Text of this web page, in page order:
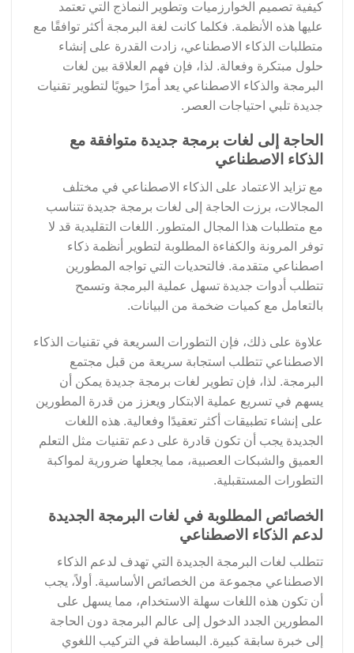
كيفية تصميم الخوارزميات وتطوير النماذج التي تعتمد
عليها هذه الأنظمة. فكلما كانت لغة البرمجة أكثر توافقًا مع
متطلبات الذكاء الاصطناعي، زادت القدرة على إنشاء
حلول مبتكرة وفعالة. لذا، فإن فهم العلاقة بين لغات
البرمجة والذكاء الاصطناعي يعد أمرًا حيويًا لتطوير تقنيات
جديدة تلبي احتياجات العصر.
الحاجة إلى لغات برمجة جديدة متوافقة مع
الذكاء الاصطناعي
مع تزايد الاعتماد على الذكاء الاصطناعي في مختلف
المجالات، برزت الحاجة إلى لغات برمجة جديدة تتناسب
مع متطلبات هذا المجال المتطور. اللغات التقليدية قد لا
توفر المرونة والكفاءة المطلوبة لتطوير أنظمة ذكاء
اصطناعي متقدمة. فالتحديات التي تواجه المطورين
تتطلب أدوات جديدة تسهل عملية البرمجة وتسمح
بالتعامل مع كميات ضخمة من البيانات.
علاوة على ذلك، فإن التطورات السريعة في تقنيات الذكاء
الاصطناعي تتطلب استجابة سريعة من قبل مجتمع
البرمجة. لذا، فإن تطوير لغات برمجة جديدة يمكن أن
يسهم في تسريع عملية الابتكار ويعزز من قدرة المطورين
على إنشاء تطبيقات أكثر تعقيدًا وفعالية. هذه اللغات
الجديدة يجب أن تكون قادرة على دعم تقنيات مثل التعلم
العميق والشبكات العصبية، مما يجعلها ضرورية لمواكبة
التطورات المستقبلية.
الخصائص المطلوبة في لغات البرمجة الجديدة
لدعم الذكاء الاصطناعي
تتطلب لغات البرمجة الجديدة التي تهدف لدعم الذكاء
الاصطناعي مجموعة من الخصائص الأساسية. أولاً، يجب
أن تكون هذه اللغات سهلة الاستخدام، مما يسهل على
المطورين الجدد الدخول إلى عالم البرمجة دون الحاجة
إلى خبرة سابقة كبيرة. البساطة في التركيب اللغوي